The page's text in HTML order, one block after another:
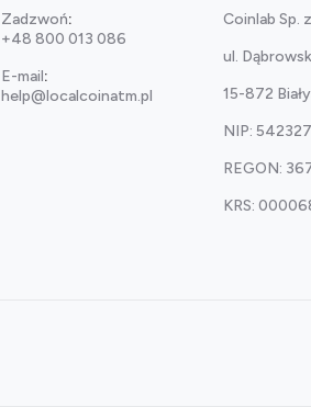
Zadzwoń:
+48 800 013 086
E-mail:
help@localcoinatm.pl
Coinlab Sp.
ul.
15-872
NIP:
REGON:
KRS: